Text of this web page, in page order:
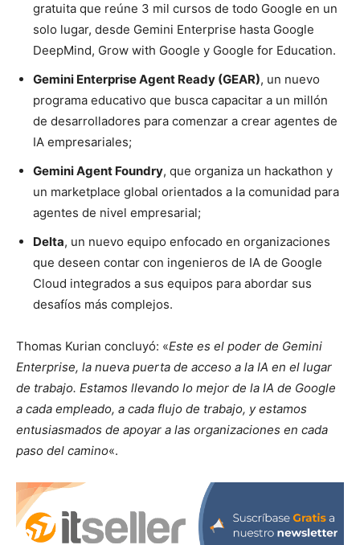
gratuita que reúne 3 mil cursos de todo Google en un
solo lugar, desde Gemini Enterprise hasta Google
DeepMind, Grow with Google y Google for Education.
Gemini Enterprise Agent Ready (GEAR), un nuevo
programa educativo que busca capacitar a un millón
de desarrolladores para comenzar a crear agentes de
IA empresariales;
Gemini Agent Foundry, que organiza un hackathon y
un marketplace global orientados a la comunidad para
agentes de nivel empresarial;
Delta, un nuevo equipo enfocado en organizaciones
que deseen contar con ingenieros de IA de Google
Cloud integrados a sus equipos para abordar sus
desafíos más complejos.
Thomas Kurian concluyó: «Este es el poder de Gemini
Enterprise, la nueva puerta de acceso a la IA en el lugar
de trabajo. Estamos llevando lo mejor de la IA de Google
a cada empleado, a cada flujo de trabajo, y estamos
entusiasmados de apoyar a las organizaciones en cada
paso del camino«.